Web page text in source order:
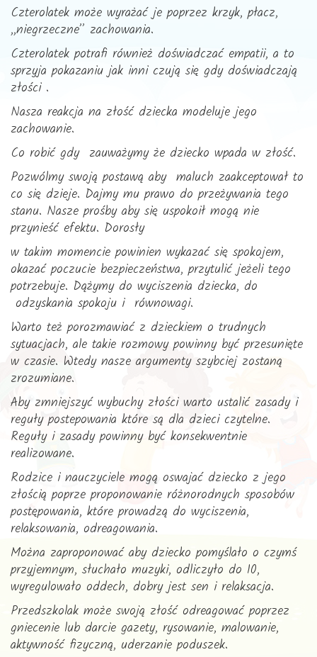
Czterolatek może wyrażać je poprzez krzyk, płacz,
,,niegrzeczne” zachowania.
Czterolatek potrafi również doświadczać empatii, a to
sprzyja pokazaniu jak inni czują się gdy doświadczają
złości .
Nasza reakcja na złość dziecka modeluje jego
zachowanie.
Co robić gdy zauważymy że dziecko wpada w złość.
Pozwólmy swoją postawą aby maluch zaakceptował to
co się dzieje. Dajmy mu prawo do przeżywania tego
stanu. Nasze prośby aby się uspokoił mogą nie
przynieść efektu. Dorosły
w takim momencie powinien wykazać się spokojem,
okazać poczucie bezpieczeństwa, przytulić jeżeli tego
potrzebuje. Dążymy do wyciszenia dziecka, do
odzyskania spokoju i równowagi.
Warto też porozmawiać z dzieckiem o trudnych
sytuacjach, ale takie rozmowy powinny być przesunięte
w czasie. Wtedy nasze argumenty szybciej zostaną
zrozumiane.
Aby zmniejszyć wybuchy złości warto ustalić zasady i
reguły postepowania które są dla dzieci czytelne.
Reguły i zasady powinny być konsekwentnie
realizowane.
Rodzice i nauczyciele mogą oswajać dziecko z jego
złością poprze proponowanie różnorodnych sposobów
postępowania, które prowadzą do wyciszenia,
relaksowania, odreagowania.
Można zaproponować aby dziecko pomyślało o czymś
przyjemnym, słuchało muzyki, odliczyło do 10,
wyregulowało oddech, dobry jest sen i relaksacja.
Przedszkolak może swoją złość odreagować poprzez
gniecenie lub darcie gazety, rysowanie, malowanie,
aktywność fizyczną, uderzanie poduszek.